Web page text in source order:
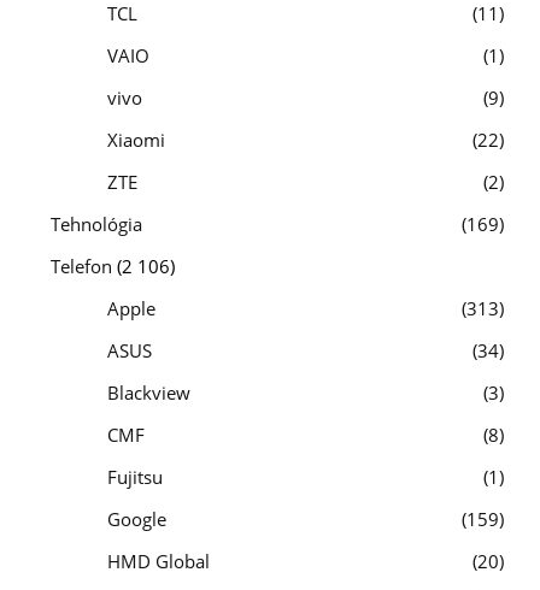
TCL
11
VAIO
1
vivo
9
Xiaomi
22
ZTE
2
Tehnológia
169
Telefon (2 106)
Apple
313
ASUS
34
Blackview
3
CMF
8
Fujitsu
1
Google
159
HMD Global
20